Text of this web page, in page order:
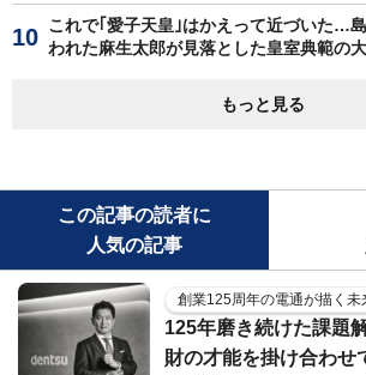
これで｢愛子天皇｣はかえって近づいた…
われた麻生太郎が見落とした皇室典範の
もっと見る
この記事の読者に
人気の記事
創業125周年の電通が描く未
125年磨き続けた課題
財の才能を掛け合わせ